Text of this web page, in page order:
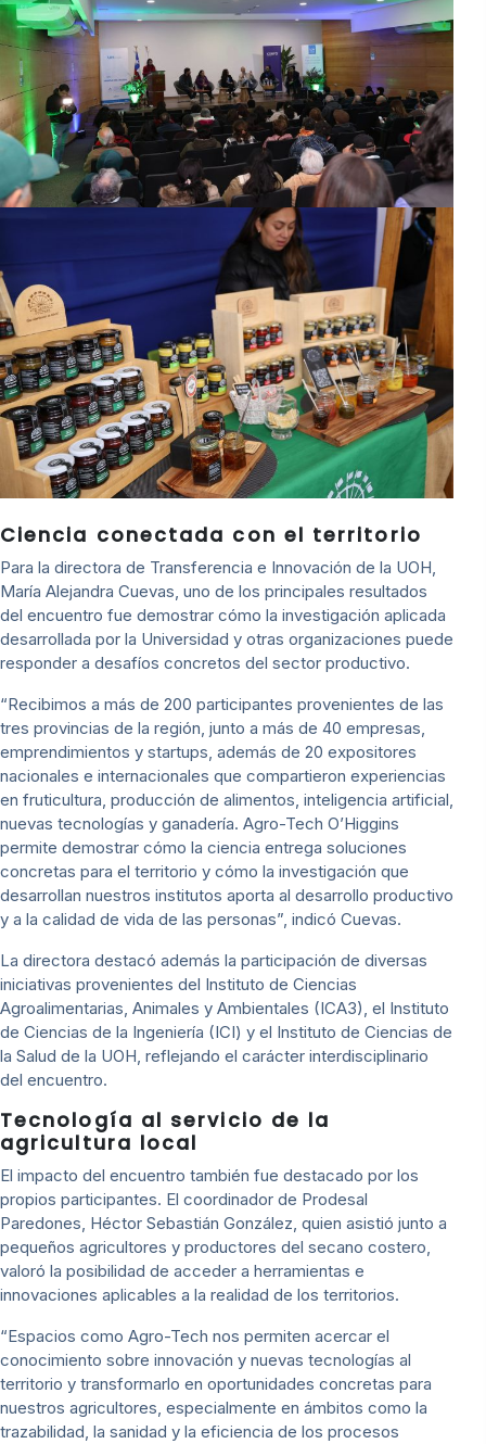
Ciencia conectada con el territorio
Para la directora de Transferencia e Innovación de la UOH,
María Alejandra Cuevas, uno de los principales resultados
del encuentro fue demostrar cómo la investigación aplicada
desarrollada por la Universidad y otras organizaciones puede
responder a desafíos concretos del sector productivo.
“Recibimos a más de 200 participantes provenientes de las
tres provincias de la región, junto a más de 40 empresas,
emprendimientos y startups, además de 20 expositores
nacionales e internacionales que compartieron experiencias
en fruticultura, producción de alimentos, inteligencia artificial,
nuevas tecnologías y ganadería. Agro-Tech O’Higgins
permite demostrar cómo la ciencia entrega soluciones
concretas para el territorio y cómo la investigación que
desarrollan nuestros institutos aporta al desarrollo productivo
y a la calidad de vida de las personas”, indicó Cuevas.
La directora destacó además la participación de diversas
iniciativas provenientes del Instituto de Ciencias
Agroalimentarias, Animales y Ambientales (ICA3), el Instituto
de Ciencias de la Ingeniería (ICI) y el Instituto de Ciencias de
la Salud de la UOH, reflejando el carácter interdisciplinario
del encuentro.
Tecnología al servicio de la
agricultura local
El impacto del encuentro también fue destacado por los
propios participantes. El coordinador de Prodesal
Paredones, Héctor Sebastián González, quien asistió junto a
pequeños agricultores y productores del secano costero,
valoró la posibilidad de acceder a herramientas e
innovaciones aplicables a la realidad de los territorios.
“Espacios como Agro-Tech nos permiten acercar el
conocimiento sobre innovación y nuevas tecnologías al
territorio y transformarlo en oportunidades concretas para
nuestros agricultores, especialmente en ámbitos como la
trazabilidad, la sanidad y la eficiencia de los procesos